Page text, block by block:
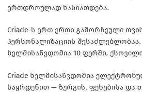
ერთდროულად ხასიათდება.
Criade-ს ერთ ერთი გამორჩეული
პერსონალიზაციის
ხელმისაწვდომია 10 ფერში,
Criade ხელმისაწვდომია
საყრდენით — ზურგის, ფეხებისა და